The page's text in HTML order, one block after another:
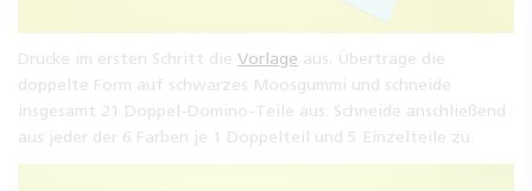
Drucke im ersten Schritt die Vorlage aus. Übertrage die
doppelte Form auf schwarzes Moosgummi und schneide
insgesamt 21 Doppel-Domino-Teile aus. Schneide anschließend
aus jeder der 6 Farben je 1 Doppelteil und 5 Einzelteile zu.